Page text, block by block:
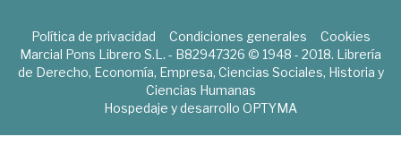
Política de privacidad Condiciones generales
Cookies
Marcial Pons Librero S.L. - B82947326 © 1948 - 2018. Librería
de Derecho, Economía, Empresa, Ciencias Sociales, Historia y
Ciencias Humanas
Hospedaje y desarrollo OPTYMA